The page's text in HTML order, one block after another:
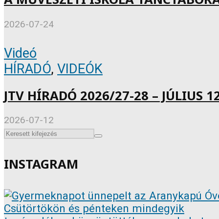
2026-07-24
Videó
HÍRADÓ, VIDEÓK
JTV HÍRADÓ 2026/27-28 – JÚLIUS
2026-07-12
INSTAGRAM